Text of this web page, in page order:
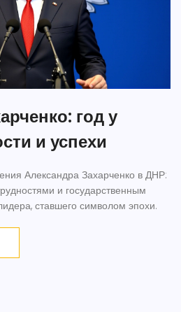
год у
и успехи
Александра Захарченко в ДНР:
и государственным
ставшего символом эпохи.